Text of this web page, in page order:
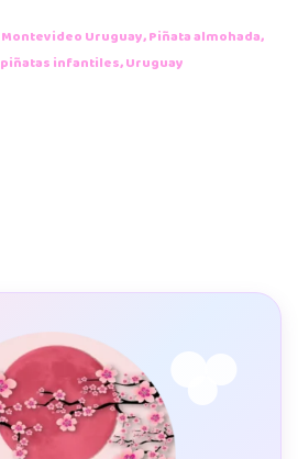
Montevideo Uruguay,Piñata almohada,
piñatas infantiles,Uruguay